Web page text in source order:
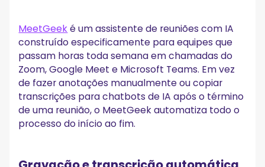
MeetGeeké um assistente de reuniões com IA
construído especificamente para equipes que
passam horas toda semana em chamadas do
Zoom, Google Meet e Microsoft Teams. Em vez
de fazer anotações manualmente ou copiar
transcrições para chatbots de IA após o término
de uma reunião, o MeetGeek automatiza todo o
processo do início ao fim.